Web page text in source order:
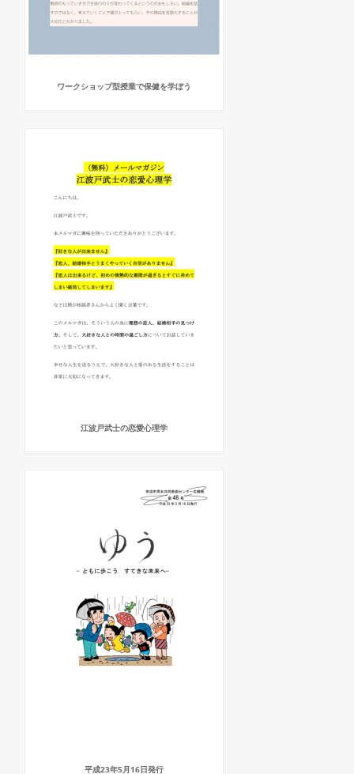
ワークショップ型授業で保健を学ぼう
江波戸武士の恋愛心理学
平成23年5月16日発行